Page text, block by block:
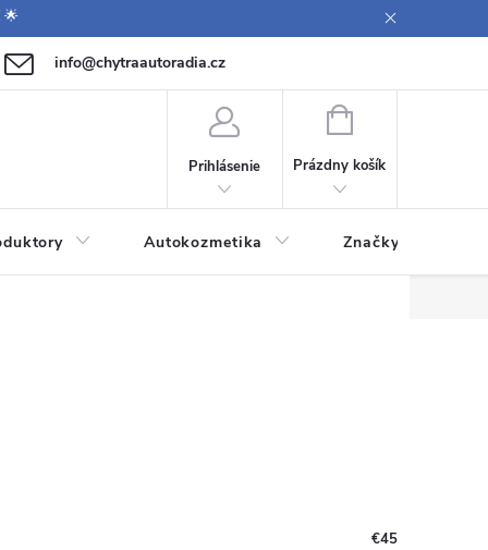
🌟
771 149 411 (Po-Pá 9:00-12:00, 12:30-14:00)
info@chytraautoradia.cz
Prihlásenie
NÁKUPNÝ
Prázdny košík
Autokozmetika Značky
€45